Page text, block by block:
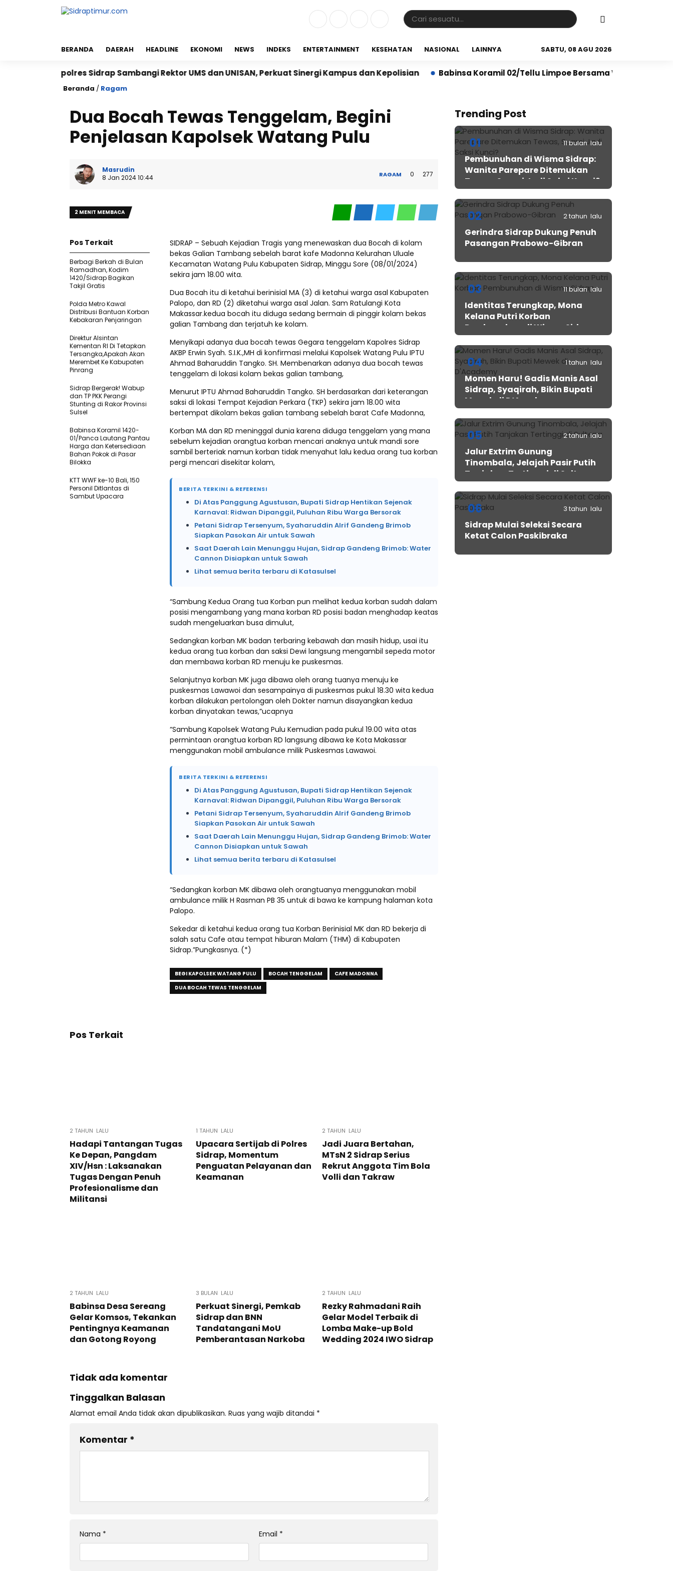
BERANDA DAERAH HEADLINE EKONOMI NEWS INDEKS ENTERTAINMENT KESEHATAN NASIONAL LAINNYA SABTU, 08 AGU 2026
Kapolres Sidrap Sambangi Rektor UMS dan UNISAN, Perkuat Sinergi Kampus dan Kepolisian Babinsa Koramil 02/Tellu Limpoe Bersama Warga Gelar Karya
Beranda / Ragam
Dua Bocah Tewas Tenggelam, Begini
Penjelasan Kapolsek Watang Pulu
Masrudin
8 Jan 2024 10:44
RAGAM 0 277
2 MENIT MEMBACA
SIDRAP – Sebuah Kejadian Tragis yang menewaskan dua Bocah di kolam
bekas Galian Tambang sebelah barat kafe Madonna Kelurahan Uluale
Kecamatan Watang Pulu Kabupaten Sidrap, Minggu Sore (08/01/2024)
sekira jam 18.00 wita.
Dua Bocah itu di ketahui berinisial MA (3) di ketahui warga asal Kabupaten
Palopo, dan RD (2) diketahui warga asal Jalan. Sam Ratulangi Kota
Makassar.kedua bocah itu diduga sedang bermain di pinggir kolam bekas
galian Tambang dan terjatuh ke kolam.
Menyikapi adanya dua bocah tewas Gegara tenggelam Kapolres Sidrap
AKBP Erwin Syah. S.I.K.,MH di konfirmasi melalui Kapolsek Watang Pulu IPTU
Ahmad Baharuddin Tangko. SH. Membenarkan adanya dua bocah tewas
tenggelam di lokasi kolam bekas galian tambang,
Menurut IPTU Ahmad Baharuddin Tangko. SH berdasarkan dari keterangan
saksi di lokasi Tempat Kejadian Perkara (TKP) sekira jam 18.00 wita
bertempat dikolam bekas galian tambang sebelah barat Cafe Madonna,
Korban MA dan RD meninggal dunia karena diduga tenggelam yang mana
sebelum kejadian orangtua korban mencari anaknya untuk mandi sore
sambil berteriak namun korban tidak menyahut lalu kedua orang tua korban
pergi mencari disekitar kolam,
BERITA TERKINI & REFERENSI
Di Atas Panggung Agustusan, Bupati Sidrap Hentikan Sejenak
Karnaval: Ridwan Dipanggil, Puluhan Ribu Warga Bersorak
Petani Sidrap Tersenyum, Syaharuddin Alrif Gandeng Brimob
Siapkan Pasokan Air untuk Sawah
Saat Daerah Lain Menunggu Hujan, Sidrap Gandeng Brimob: Water
Cannon Disiapkan untuk Sawah
Lihat semua berita terbaru di Katasulsel
“Sambung Kedua Orang tua Korban pun melihat kedua korban sudah dalam
posisi mengambang yang mana korban RD posisi badan menghadap keatas
sudah mengeluarkan busa dimulut,
Sedangkan korban MK badan terbaring kebawah dan masih hidup, usai itu
kedua orang tua korban dan saksi Dewi langsung mengambil sepeda motor
dan membawa korban RD menuju ke puskesmas.
Selanjutnya korban MK juga dibawa oleh orang tuanya menuju ke
puskesmas Lawawoi dan sesampainya di puskesmas pukul 18.30 wita kedua
korban dilakukan pertolongan oleh Dokter namun disayangkan kedua
korban dinyatakan tewas,”ucapnya
“Sambung Kapolsek Watang Pulu Kemudian pada pukul 19.00 wita atas
permintaan orangtua korban RD langsung dibawa ke Kota Makassar
menggunakan mobil ambulance milik Puskesmas Lawawoi.
BERITA TERKINI & REFERENSI
Di Atas Panggung Agustusan, Bupati Sidrap Hentikan Sejenak
Karnaval: Ridwan Dipanggil, Puluhan Ribu Warga Bersorak
Petani Sidrap Tersenyum, Syaharuddin Alrif Gandeng Brimob
Siapkan Pasokan Air untuk Sawah
Saat Daerah Lain Menunggu Hujan, Sidrap Gandeng Brimob: Water
Cannon Disiapkan untuk Sawah
Lihat semua berita terbaru di Katasulsel
“Sedangkan korban MK dibawa oleh orangtuanya menggunakan mobil
ambulance milik H Rasman PB 35 untuk di bawa ke kampung halaman kota
Palopo.
Sekedar di ketahui kedua orang tua Korban Berinisial MK dan RD bekerja di
salah satu Cafe atau tempat hiburan Malam (THM) di Kabupaten
Sidrap.”Pungkasnya. (*)
BEGI KAPOLSEK WATANG PULU BOCAH TENGGELAM
CAFE MADONNA
DUA BOCAH TEWAS TENGGELAM
Pos Terkait
Berbagi Berkah di Bulan
Ramadhan, Kodim
1420/Sidrap Bagikan
Takjil Gratis
Polda Metro Kawal
Distribusi Bantuan Korban
Kebakaran Penjaringan
Direktur Alsintan
Kementan RI Di Tetapkan
Tersangka,Apakah Akan
Merembet Ke Kabupaten
Pinrang
Sidrap Bergerak! Wabup
dan TP PKK Perangi
Stunting di Rakor Provinsi
Sulsel
Babinsa Koramil 1420-
01/Panca Lautang Pantau
Harga dan Ketersediaan
Bahan Pokok di Pasar
Bilokka
KTT WWF ke-10 Bali, 150
Personil Ditlantas di
Sambut Upacara
Pos Terkait
2 TAHUN LALU
Hadapi Tantangan Tugas
Ke Depan, Pangdam
XIV/Hsn : Laksanakan
Tugas Dengan Penuh
Profesionalisme dan
Militansi
1 TAHUN LALU
Upacara Sertijab di Polres
Sidrap, Momentum
Penguatan Pelayanan dan
Keamanan
2 TAHUN LALU
Jadi Juara Bertahan,
MTsN 2 Sidrap Serius
Rekrut Anggota Tim Bola
Volli dan Takraw
2 TAHUN LALU
Babinsa Desa Sereang
Gelar Komsos, Tekankan
Pentingnya Keamanan
dan Gotong Royong
3 BULAN LALU
Perkuat Sinergi, Pemkab
Sidrap dan BNN
Tandatangani MoU
Pemberantasan Narkoba
2 TAHUN LALU
Rezky Rahmadani Raih
Gelar Model Terbaik di
Lomba Make-up Bold
Wedding 2024 IWO Sidrap
Tidak ada komentar
Tinggalkan Balasan
Alamat email Anda tidak akan dipublikasikan. Ruas yang wajib ditandai *
Komentar *
Nama * Email *
Trending Post
01 11 bulan lalu
Pembunuhan di Wisma Sidrap:
Wanita Parepare Ditemukan
Tewas, Suami Jadi Saksi Kunci?
02 2 tahun lalu
Gerindra Sidrap Dukung Penuh
Pasangan Prabowo-Gibran
03 11 bulan lalu
Identitas Terungkap, Mona
Kelana Putri Korban
Pembunuhan di Wisma Sidrap
04 1 tahun lalu
Momen Haru! Gadis Manis Asal
Sidrap, Syaqirah, Bikin Bupati
Mewek di D’Academy​
05 2 tahun lalu
Jalur Extrim Gunung
Tinombala, Jelajah Pasir Putih
Tanjakan Tertinggi di Sulteng
06 3 tahun lalu
Sidrap Mulai Seleksi Secara
Ketat Calon Paskibraka